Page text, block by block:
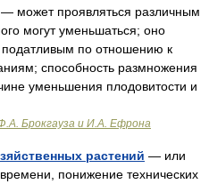
— может проявляться различным
могут уменьшаться; оно
податливым по отношению к
способность размножения
уменьшения плодовитости и
Брокгауза и И.А. Ефрона
растений — или
понижение технических